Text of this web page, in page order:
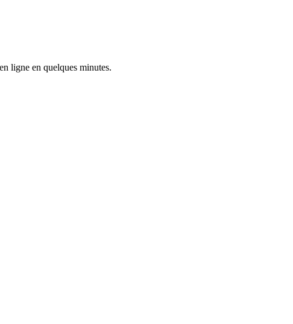
ligne en quelques minutes.